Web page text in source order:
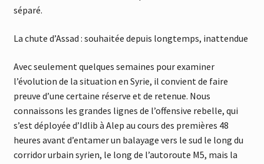
séparé.
La chute d’Assad : souhaitée depuis longtemps, inattendue
Avec seulement quelques semaines pour examiner
l’évolution de la situation en Syrie, il convient de faire
preuve d’une certaine réserve et de retenue. Nous
connaissons les grandes lignes de l’offensive rebelle, qui
s’est déployée d’Idlib à Alep au cours des premières 48
heures avant d’entamer un balayage vers le sud le long du
corridor urbain syrien, le long de l’autoroute M5, mais la